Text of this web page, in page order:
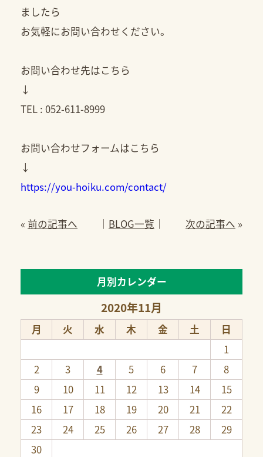
ましたら
お気軽にお問い合わせください。
お問い合わせ先はこちら
↓
TEL : 052-611-8999
お問い合わせフォームはこちら
↓
https://you-hoiku.com/contact/
« 前の記事へ │ BLOG一覧 │ 次の記事へ »
月別カレンダー
2020年11月
月 火 水 木 金 土
日
1
2
3 4 5 6 7
8
9
10 11 12 13 14
15
16
17 18 19 20 21
22
23
24 25 26 27 28
29
30